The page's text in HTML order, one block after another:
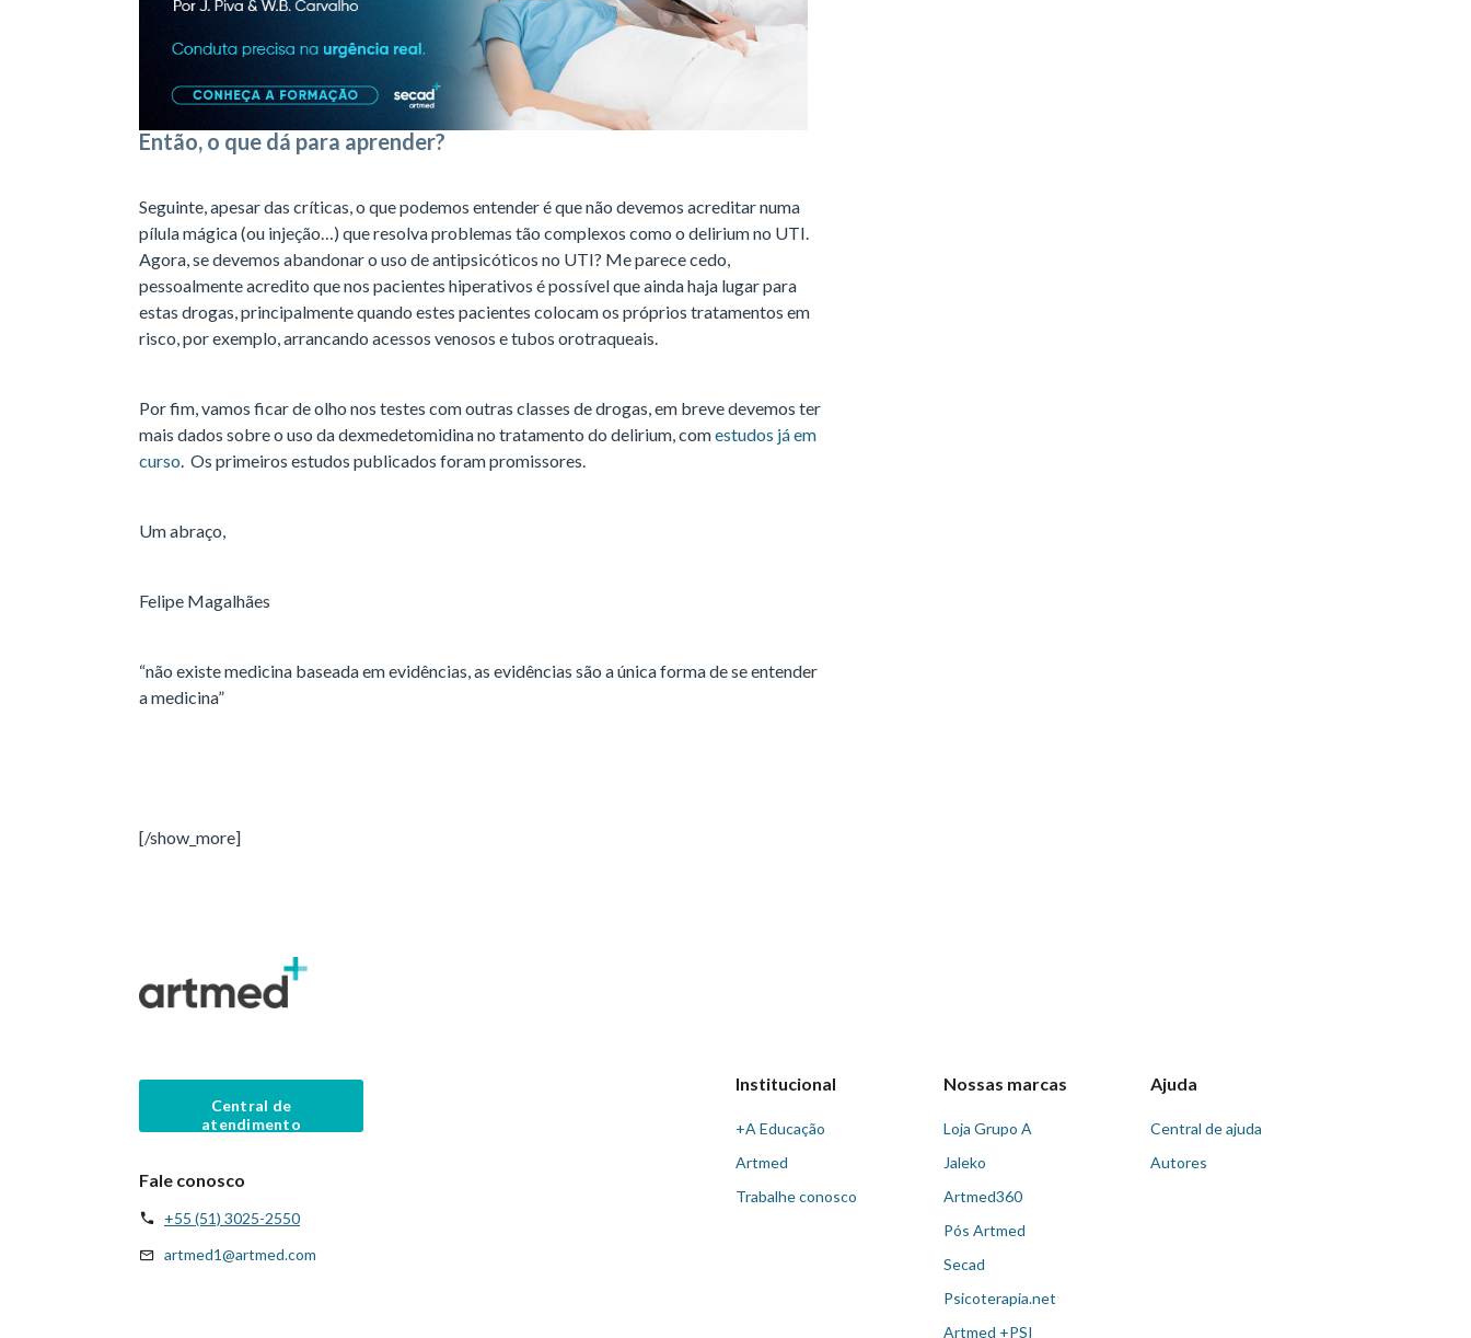
Então, o que dá para aprender?
Seguinte, apesar das críticas, o que podemos entender é que não devemos acreditar numa
pílula mágica (ou injeção…) que resolva problemas tão complexos como o delirium no UTI.
Agora, se devemos abandonar o uso de antipsicóticos no UTI? Me parece cedo,
pessoalmente acredito que nos pacientes hiperativos é possível que ainda haja lugar para
estas drogas, principalmente quando estes pacientes colocam os próprios tratamentos em
risco, por exemplo, arrancando acessos venosos e tubos orotraqueais.
Por fim, vamos ficar de olho nos testes com outras classes de drogas, em breve devemos ter
mais dados sobre o uso da dexmedetomidina no tratamento do delirium, comestudos já em
curso. Os primeiros estudos publicados foram promissores.
Um abraço,
Felipe Magalhães
“não existe medicina baseada em evidências, as evidências são a única forma de se entender
a medicina”
[/show_more]
Central de
atendimento
Fale conosco
+55 (51) 3025-2550
artmed1@artmed.com
Institucional
+A Educação
Artmed
Trabalhe conosco
Nossas marcas
Loja Grupo A
Jaleko
Artmed360
Pós Artmed
Secad
Psicoterapia.net
Artmed +PSI
Ajuda
Central de ajuda
Autores